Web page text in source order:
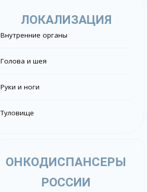
ЛОКАЛИЗАЦИЯ
Внутренние органы
Голова и шея
Руки и ноги
Туловище
ОНКОДИСПАНСЕРЫ
РОССИИ